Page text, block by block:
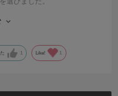
感が強く、長時間座り続け
した。仕事終わりの「どっ
ています。
Like!